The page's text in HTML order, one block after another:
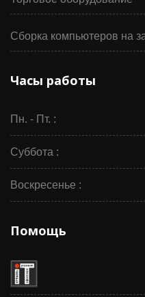
Сборка компьютеров на
Часы работы
Пн. - Пт. :
Суббота :
Воскресенье :
Помощь